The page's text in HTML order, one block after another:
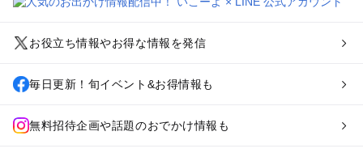
お役立ち情報やお得な情報を発信
毎日更新！旬イベント&お得情報も
無料招待企画や話題のおでかけ情報も